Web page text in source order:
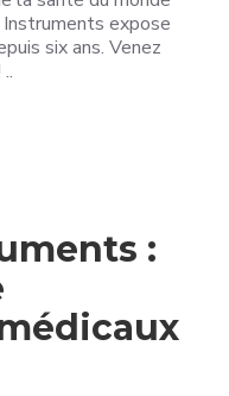
expose
six ans. Venez
: